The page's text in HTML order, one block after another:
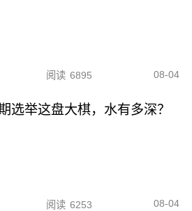
阅读 6895 08-04
选举这盘大棋，水有多深？
阅读 6253 08-04